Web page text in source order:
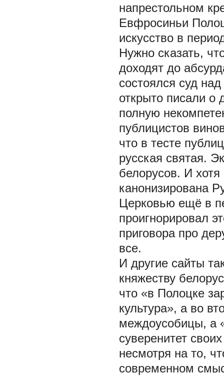
напрестольном
Евфросиньи
искусство в
Нужно сказать,
доходят до
состоялся суд
открыто писали о
полную
публицистов
что в тесте
русская святая.
белорусов. И
канонизирована
Церковью ещё в
проигнорировал
приговора про
все.
И другие сайты
княжеству
что «в Полоцке
культура», а во
междоусобицы, а
суверенитет
несмотря на то,
современном